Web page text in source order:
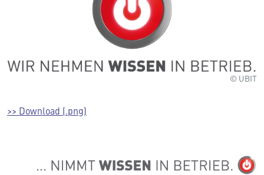
© UBIT
>> Download (.png)